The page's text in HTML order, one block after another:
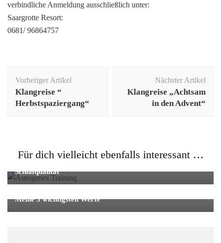
verbindliche Anmeldung ausschließlich unter:
Saargrotte Resort:
0681/ 96864757
Vorheriger Artikel
Klangreise “
Herbstspaziergang“
Nächster Artikel
Klangreise „Achtsam
in den Advent“
Für dich vielleicht ebenfalls interessant …
Allgemein , Entspannung
Schlafqualität
Meine 3 wichtigsten Werte